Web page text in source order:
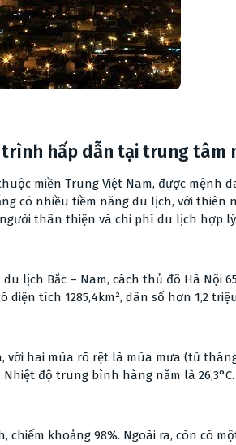
hấp dẫn tại trung tâm
miền Trung Việt Nam, được mệnh
có nhiều tiềm năng du lịch, với thiên
thân thiện và chi phí du lịch hợp lý.
lịch Bắc – Nam, cách thủ đô Hà Nội
diện tích 1285,4km², dân số hơn 1,2
với hai mùa rõ rệt là mùa mưa (từ
độ trung bình hàng năm là 26,3°C.
chiếm khoảng 98%. Ngoài ra, còn có